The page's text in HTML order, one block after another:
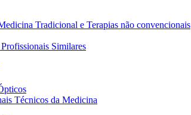
Tradicional e Terapias não convencionais
Similares
Técnicos da Medicina